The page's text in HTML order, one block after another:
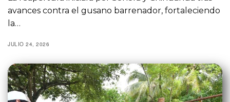
avances contra el gusano barrenador, fortaleciendo
la…
JULIO 24, 2026